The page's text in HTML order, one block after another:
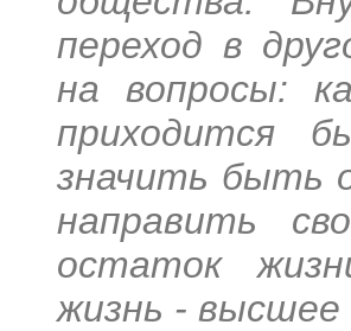
переход в
на вопросы:
приходится
значить быть
направить
остаток
жизнь - высшее